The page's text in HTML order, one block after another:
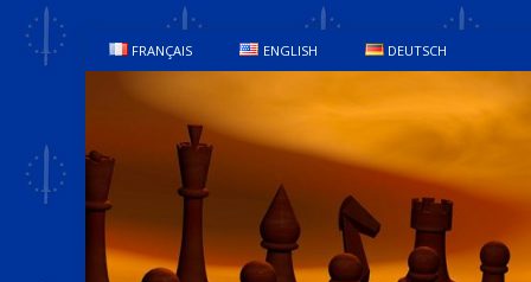
FRANÇAIS ENGLISH DEUTSCH